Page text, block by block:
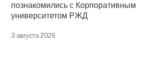
познакомились с Корпоративным
университетом РЖД
3 августа 2026